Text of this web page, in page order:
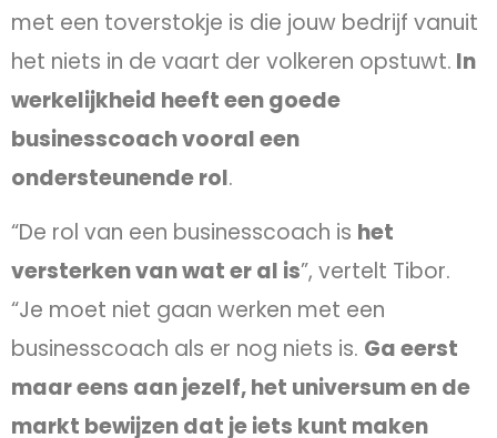
met een toverstokje is die jouw bedrijf vanuit
het niets in de vaart der volkeren opstuwt. In
werkelijkheid heeft een goede
businesscoach vooral een
ondersteunende rol.
“De rol van een businesscoach is het
versterken van wat er al is”, vertelt Tibor.
“Je moet niet gaan werken met een
businesscoach als er nog niets is. Ga eerst
maar eens aan jezelf, het universum en de
markt bewijzen dat je iets kunt maken